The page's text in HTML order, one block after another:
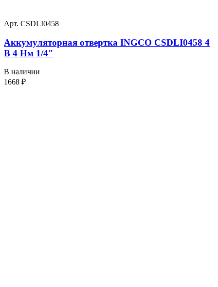
Арт. CSDLI0458
Аккумуляторная отвертка INGCO CSDLI0458 4
В 4 Нм 1/4″
В наличии
1668 ₽